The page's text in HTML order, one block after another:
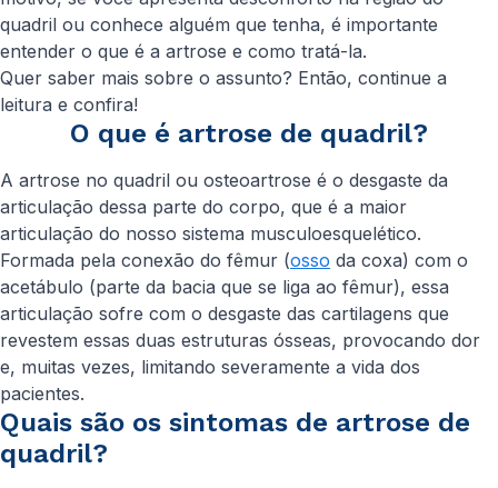
quadril ou conhece alguém que tenha, é importante
entender o que é a artrose e como tratá-la.
Quer saber mais sobre o assunto? Então, continue a
leitura e confira!
O que é artrose de quadril?
A artrose no quadril ou osteoartrose é o desgaste da
articulação dessa parte do corpo, que é a maior
articulação do nosso sistema musculoesquelético.
Formada pela conexão do fêmur (osso da coxa) com o
acetábulo (parte da bacia que se liga ao fêmur), essa
articulação sofre com o desgaste das cartilagens que
revestem essas duas estruturas ósseas, provocando dor
e, muitas vezes, limitando severamente a vida dos
pacientes.
Quais são os sintomas de artrose de
quadril?